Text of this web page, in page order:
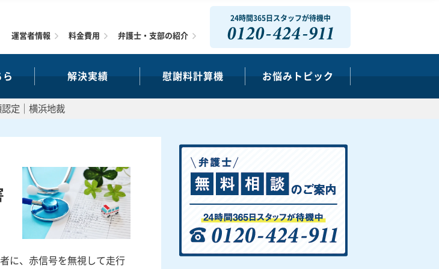
24時間365日スタッフが待機中
0120-424-911
ら 解決実績 慰謝料計算機 お悩みトピック
運営者情報 料金費用 弁護士・支部の紹介
定｜横浜地裁
に、赤信号を無視して走行